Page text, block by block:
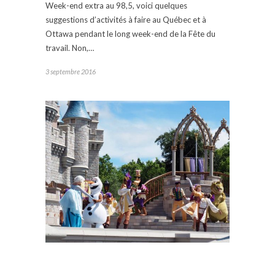
Week-end extra au 98,5, voici quelques
suggestions d’activités à faire au Québec et à
Ottawa pendant le long week-end de la Fête du
travail. Non,…
3 septembre 2016